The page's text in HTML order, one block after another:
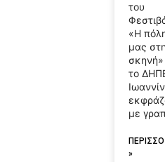
του
«Η
μας στη
το
με
»